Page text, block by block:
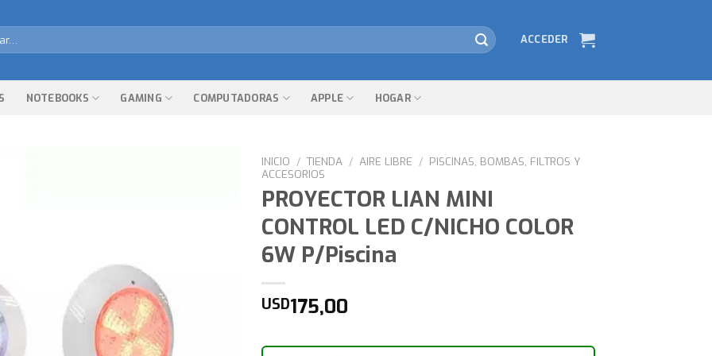
ACCEDER
NOTEBOOKS GAMING COMPUTADORAS APPLE HOGAR
INICIO / TIENDA / AIRE LIBRE / PISCINAS, BOMBAS, FILTROS Y
ACCESORIOS
PROYECTOR LIAN MINI
CONTROL LED C/NICHO COLOR
6W P/Piscina
USD175,00